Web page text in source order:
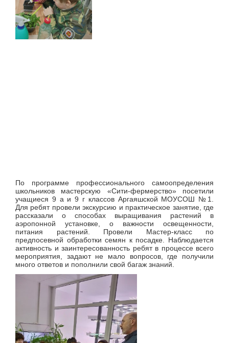
По программе профессионального самоопределения
школьников мастерскую «Сити-фермерство» посетили
учащиеся 9 а и 9 г классов Аргаяшской МОУСОШ №1.
Для ребят провели экскурсию и практическое занятие, где
рассказали о способах выращивания растений в
аэропонной установке, о важности освещенности,
питания растений. Провели Мастер-класс по
предпосевной обработки семян к посадке. Наблюдается
активность и заинтересованность ребят в процессе всего
мероприятия, задают не мало вопросов, где получили
много ответов и пополнили свой багаж знаний.